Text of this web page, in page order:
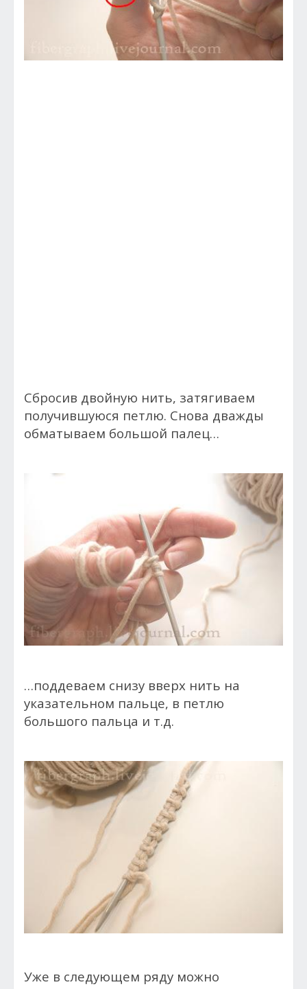
Сбросив двойную нить, затягиваем
получившуюся петлю. Снова дважды
обматываем большой палец…
…поддеваем снизу вверх нить на
указательном пальце, в петлю
большого пальца и т.д.
Уже в следующем ряду можно